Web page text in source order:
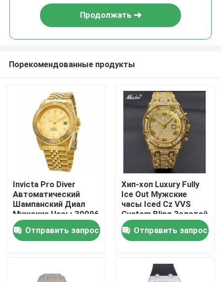
Домой
Видеозаписи
Продолжать
Порекомендованные продукты
Invicta Pro Diver
Автоматический
Шампанский Диал
Мужские Часы 30096
Отправить запрос
Хип-хоп Luxury Fully
Ice Out Мужские
часы Iced Cz VVS
Custom Bling Золотой
бриллиант
Отправить запрос